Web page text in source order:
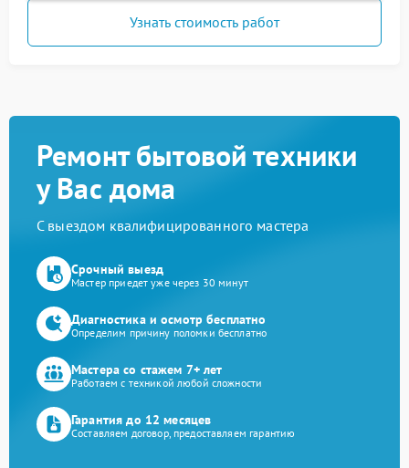
Узнать стоимость работ
Ремонт бытовой техники
у Вас дома
С выездом квалифицированного мастера
Срочный выезд
Мастер приедет уже через 30 минут
Диагностика и осмотр бесплатно
Определим причину поломки бесплатно
Мастера со стажем 7+ лет
Работаем с техникой любой сложности
Гарантия до 12 месяцев
Составляем договор, предоставляем гарантию